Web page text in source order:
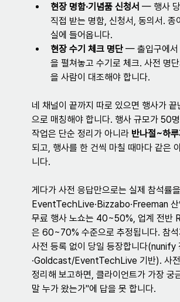
현장 명함·기념품 신청서 — 행사 당
직접 받는 명함, 신청서, 동의서. 종
실에 들어옵니다.
현장 수기 체크 명단 — 출입구에서
을 펼쳐놓고 수기로 체크. 사전 명
을 사람이 대조해야 합니다.
네 채널이 끝까지 따로 있으면 행사가 끝
으로 매칭해야 합니다. 행사 규모가 50명
작업은 단순 정리가 아니라 반나절~하
되고, 행사를 한 건씩 마칠 때마다 같은
니다.
게다가 사전 응답만으로는 실제 참석률
EventTechLive·Bizzabo·Freeman 산
무료 행사 노쇼는 40~50%, 업계 전반
은 60~70% 수준으로 추정됩니다. 참
사전 등록 없이 당일 등장합니다(nunify
·Goldcast/EventTechLive 기반). 사
정리해 보고하면, 클라이언트가 가장 궁
말 누가 왔는가"에 답을 못 합니다.